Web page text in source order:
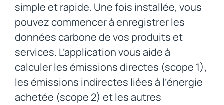
simple et rapide. Une fois installée, vous
pouvez commencer à enregistrer les
données carbone de vos produits et
services. L’application vous aide à
calculer les émissions directes (scope 1),
les émissions indirectes liées à l’énergie
achetée (scope 2) et les autres